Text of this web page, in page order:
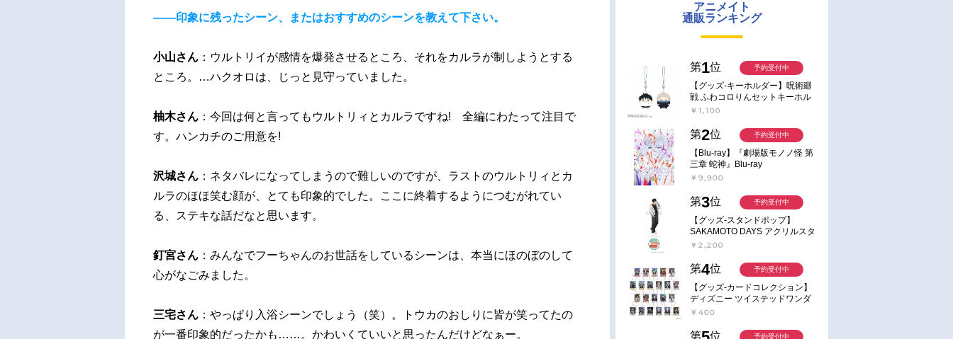
――印象に残ったシーン、またはおすすめのシーンを教えて下さい。
小山さん ：ウルトリイが感情を爆発させるところ、それをカルラが制しようとする
ところ。…ハクオロは、じっと見守っていました。
柚木さん ：今回は何と言ってもウルトリィとカルラですね! 全編にわたって注目で
す。ハンカチのご用意を!
沢城さん ：ネタバレになってしまうので難しいのですが、ラストのウルトリィとカ
ルラのほほ笑む顔が、とても印象的でした。ここに終着するようにつむがれてい
る、ステキな話だなと思います。
釘宮さん ：みんなでフーちゃんのお世話をしているシーンは、本当にほのぼのして
心がなごみました。
三宅さん ：やっぱり入浴シーンでしょう（笑）。トウカのおしりに皆が笑ってたの
が一番印象的だったかも……。かわいくていいと思ったんだけどなぁー。
アニメイト
通販ランキング
第1位
【グッズ-キーホルダー】呪術廻
戦 ふわコロりんセットキーホル
ダー【アニメイト特典付】
￥1,100
予約受付中
第2位
【Blu-ray】『劇場版モノノ怪 第
三章 蛇神』Blu-ray
￥9,900
予約受付中
第3位
【グッズ-スタンドポップ】
SAKAMOTO DAYS アクリルスタ
ンド～Sunny Afternoon～ 4.南雲
￥2,200
予約受付中
第4位
【グッズ-カードコレクション】
ディズニー ツイステッドワンダ
ーランド ランダムカードコレク
￥400
予約受付中
第 位 予約受付中